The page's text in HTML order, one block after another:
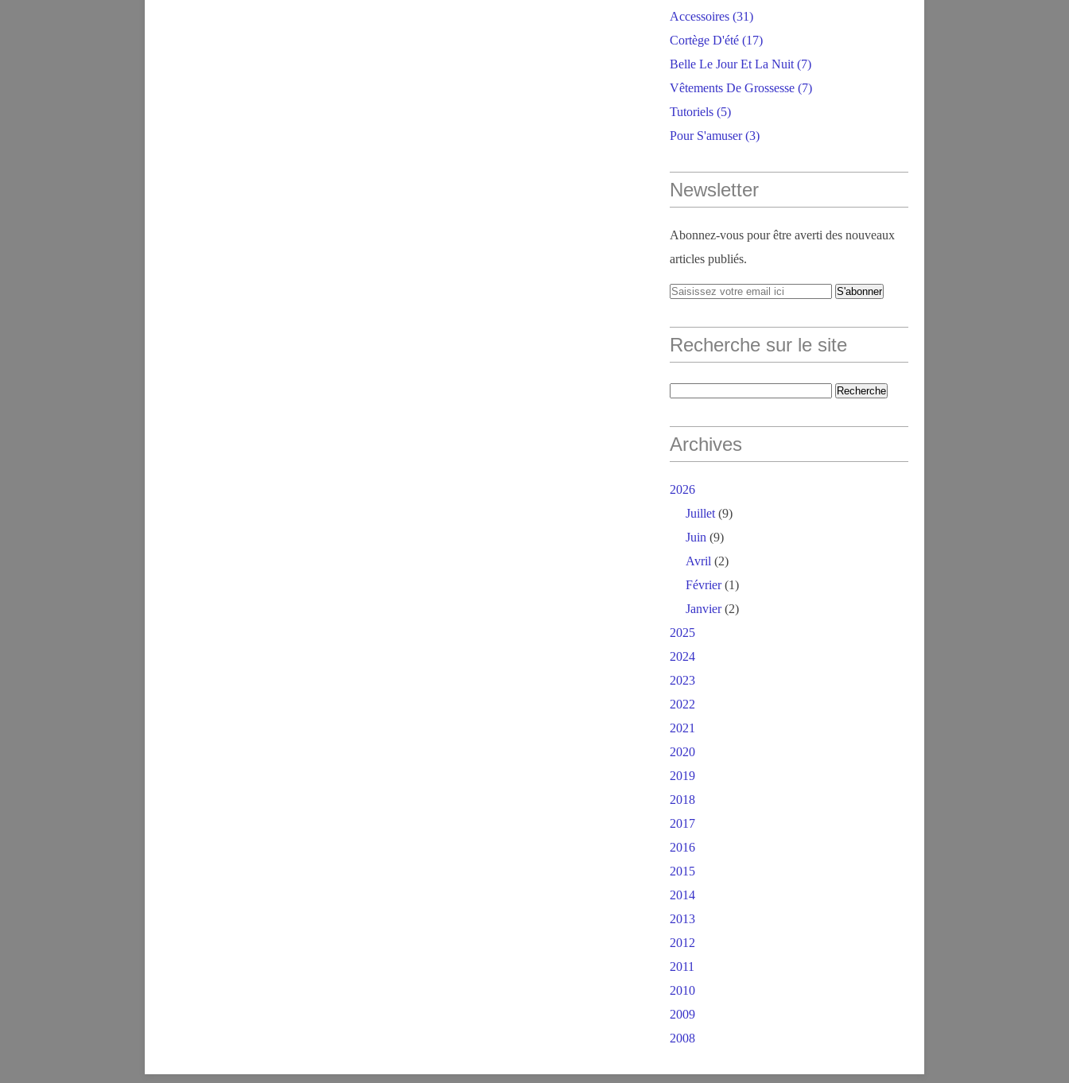
Accessoires (31)
Cortège D'été (17)
Belle Le Jour Et La Nuit (7)
Vêtements De Grossesse (7)
Tutoriels (5)
Pour S'amuser(3)
Newsletter
Abonnez-vous pour être averti des nouveaux
articles publiés.
Recherche sur le site
Archives
2026
Juillet (9)
Juin (9)
Avril (2)
Février(1)
Janvier(2)
2025
2024
2023
2022
2021
2020
2019
2018
2017
2016
2015
2014
2013
2012
2011
2010
2009
2008